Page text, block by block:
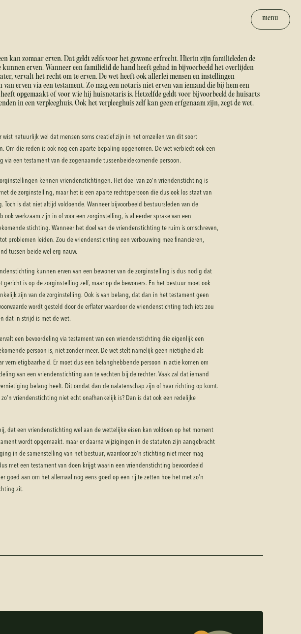
menu
kan zomaar erven. Dat geldt zelfs voor het gewone erfrecht. Hierin zijn familieleden de
kunnen erven. Wanneer een familielid de hand heeft gehad in bijvoorbeeld het overlijden
vervalt het recht om te erven. De wet heeft ook allerlei mensen en instellingen
van erven via een testament. Zo mag een notaris niet erven van iemand die bij hem een
opgemaakt of voor wie hij huisnotaris is. Hetzelfde geldt voor bijvoorbeeld de huisarts
in een verpleeghuis. Ook het verpleeghuis zelf kan geen erfgenaam zijn, zegt de wet.
wist natuurlijk wel dat mensen soms creatief zijn in het omzeilen van dit soort
Om die reden is ook nog een aparte bepaling opgenomen. De wet verbiedt ook een
via een testament van de zogenaamde tussenbeidekomende persoon.
kennen vriendenstichtingen. Het doel van zo’n vriendenstichting is
de zorginstelling, maar het is een aparte rechtspersoon die dus ook los staat van
Toch is dat niet altijd voldoende. Wanneer bijvoorbeeld bestuursleden van de
ook werkzaam zijn in of voor een zorginstelling, is al eerder sprake van een
stichting. Wanneer het doel van de vriendenstichting te ruim is omschreven,
problemen leiden. Zou de vriendenstichting een verbouwing mee financieren,
tussen beide wel erg nauw.
kunnen erven van een bewoner van de zorginstelling is dus nodig dat
gericht is op de zorginstelling zelf, maar op de bewoners. En het bestuur moet ook
zijn van de zorginstelling. Ook is van belang, dat dan in het testament geen
wordt gesteld door de erflater waardoor de vriendenstichting toch iets zou
dat in strijd is met de wet.
een bevoordeling via testament van een vriendenstichting die eigenlijk een
persoon is, niet zonder meer. De wet stelt namelijk geen nietigheid als
vernietigbaarheid. Er moet dus een belanghebbende persoon in actie komen om
van een vriendenstichting aan te vechten bij de rechter. Vaak zal dat iemand
belang heeft. Dit omdat dan de nalatenschap zijn of haar richting op komt.
zo’n vriendenstichting niet echt onafhankelijk is? Dan is dat ook een redelijke
dat een vriendenstichting wel aan de wettelijke eisen kan voldoen op het moment
wordt opgemaakt. maar er daarna wijzigingen in de statuten zijn aangebracht
in de samenstelling van het bestuur, waardoor zo’n stichting niet meer mag
met een testament van doen krijgt waarin een vriendenstichting bevoordeeld
goed aan om het allemaal nog eens goed op een rij te zetten hoe het met zo’n
zit.